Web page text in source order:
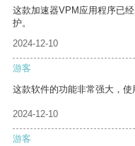
这款加速器VPM应用程序已
护。
2024-12-10
游客
这款软件的功能非常强大，使
2024-12-10
游客